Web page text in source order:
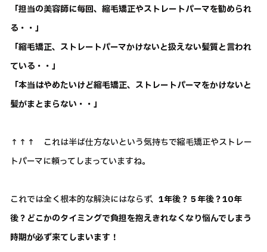
「担当の美容師に毎回、縮毛矯正やストレートパーマを勧められ
る・・」
「縮毛矯正、ストレートパーマかけないと扱えない髪質と言われ
ている・・」
「本当はやめたいけど縮毛矯正、ストレートパーマをかけないと
髪がまとまらない・・」
↑↑↑ これは半ば仕方ないという気持ちで縮毛矯正やストレー
トパーマに頼ってしまっていますね。
これでは全く根本的な解決にはならず、 1年後？５年後？10年
後？どこかのタイミングで負担を抱えきれなくなり悩んでしまう
時期が必ず来てしまいます！